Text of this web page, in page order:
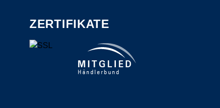
ZERTIFIKATE